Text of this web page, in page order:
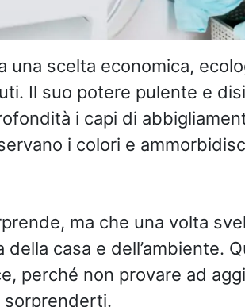
una scelta economica,
Il suo potere pulente e
i capi di
i colori e
ma che una volta
della casa e dell’ambiente.
perché non provare ad